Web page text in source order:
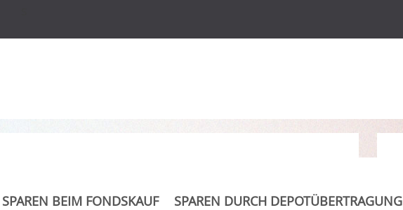
SPAREN BEIM FONDSKAUF SPAREN DURCH DEPOTÜBERTRAGUNG
Fonds AMI P (a)